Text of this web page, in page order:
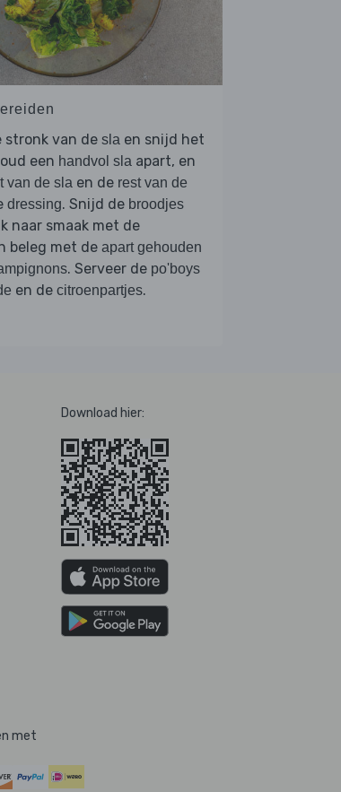
stronk van de sla en snijd het
een handvol sla apart, en
van de sla en de rest van de
dressing. Snijd de broodjes
naar smaak met de
beleg met de apart gehouden
. Serveer de po'boys
en de citroenpartjes.
Download hier:
met